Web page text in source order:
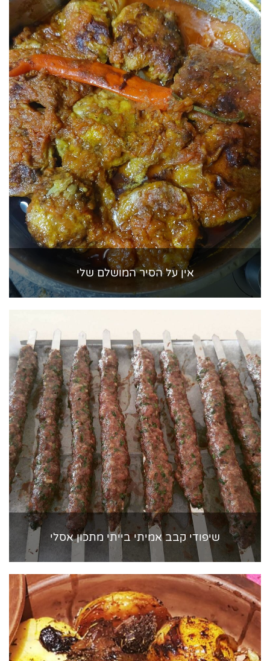
אין על הסיר המושלם שלי
שיפודי קבב אמיתי בייתי מתכון אסלי